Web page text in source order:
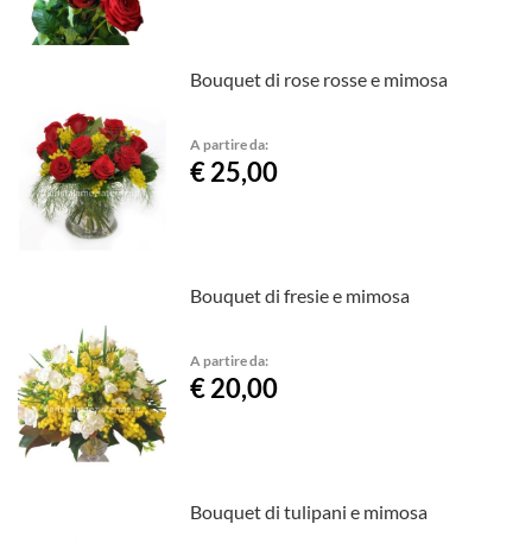
Bouquet di rose rosse e mimosa
A partire da:
€ 25,00
Bouquet di fresie e mimosa
A partire da:
€ 20,00
Bouquet di tulipani e mimosa